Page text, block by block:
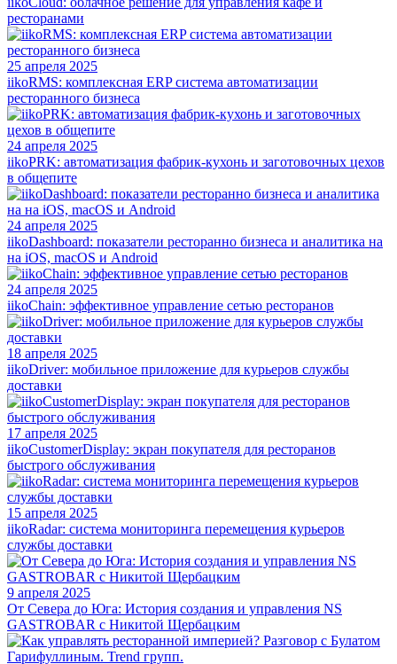
ресторанами
25 апреля 2025
iikoRMS: комплексная ERP система автоматизации
ресторанного бизнеса
24 апреля 2025
iikoPRK: автоматизация фабрик-кухонь и заготовочных цехов
в общепите
24 апреля 2025
iikoDashboard: показатели ресторанно бизнеса и аналитика на
на iOS, macOS и Android
24 апреля 2025
iikoChain: эффективное управление сетью ресторанов
18 апреля 2025
iikoDriver: мобильное приложение для курьеров службы
доставки
17 апреля 2025
iikoCustomerDisplay: экран покупателя для ресторанов
быстрого обслуживания
15 апреля 2025
iikoRadar: система мониторинга перемещения курьеров
службы доставки
9 апреля 2025
От Севера до Юга: История создания и управления NS
GASTROBAR с Никитой Щербацким